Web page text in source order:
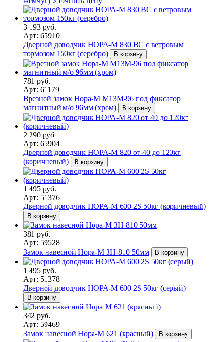
3 193 руб.
Арт: 65910
Дверной доводчик НОРА-M 830 BC с ветровым
тормозом 150кг (серебро)
В корзину
781 руб.
Арт: 61179
Врезной замок Нора-М М13М-96 под фиксатор
магнитный м/о 96мм (хром)
В корзину
2 290 руб.
Арт: 65904
Дверной доводчик НОРА-M 820 от 40 до 120кг
(коричневый)
В корзину
1 495 руб.
Арт: 51376
Дверной доводчик НОРА-M 600 2S 50кг (коричневый)
В корзину
381 руб.
Арт: 59528
Замок навесной Нора-М ЗН-810 50мм
В корзину
1 495 руб.
Арт: 51378
Дверной доводчик НОРА-M 600 2S 50кг (серый)
В корзину
342 руб.
Арт: 59469
Замок навесной Нора-М 621 (красный)
В корзину